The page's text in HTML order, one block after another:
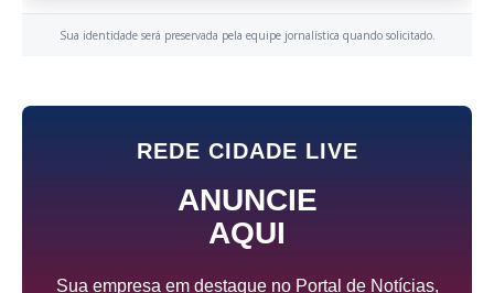
Sua identidade será preservada pela equipe jornalística quando solicitado.
REDE CIDADE LIVE
ANUNCIE
AQUI
Sua empresa em destaque no Portal de Notícias,